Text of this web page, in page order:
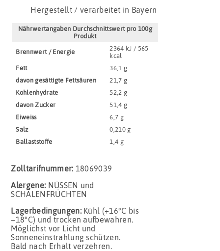
Hergestellt / verarbeitet in Bayern
Nährwertangaben Durchschnittswert pro 100g
Produkt
Brennwert / Energie
2364 kJ / 565
kcal
Fett
36,1 g
davon gesättigte Fettsäuren
21,7 g
Kohlenhydrate
52,2 g
davon Zucker
51,4 g
Eiweiss
6,7 g
Salz
0,210 g
Ballaststoffe
1,4 g
Zolltarifnummer: 18069039
Alergene: NÜSSEN und
SCHALENFRÜCHTEN
Lagerbedingungen: Kühl (+16°C bis
+18°C) und trocken aufbewahren.
Möglichst vor Licht und
Sonneneinstrahlung schützen.
Bald nach Erhalt verzehren.